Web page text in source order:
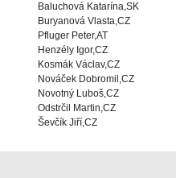
Baluchová Katarína,SK
Buryanová Vlasta,CZ
Pfluger Peter,AT
Henzély Igor,CZ
Kosmák Václav,CZ
Nováček Dobromil,CZ
Novotný Luboš,CZ
Odstrčil Martin,CZ
Ševčík Jiří,CZ